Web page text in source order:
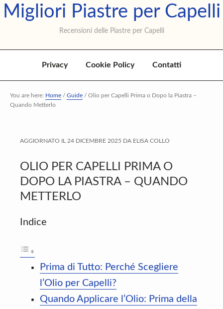
Skip
Skip
Skip
Migliori Piastre per Capelli
Recensioni delle Piastre per Capelli
Privacy Cookie Policy Contatti
You are here: Home / Guide / Olio per Capelli Prima o Dopo la Piastra –
Quando Metterlo
AGGIORNATO IL 24 DICEMBRE 2025 DA ELISA COLLO
OLIO PER CAPELLI PRIMA O
DOPO LA PIASTRA – QUANDO
METTERLO
Indice
Prima di Tutto: Perché Scegliere
l’Olio per Capelli?
Quando Applicare l’Olio: Prima della